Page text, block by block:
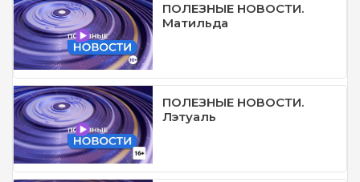
ПОЛЕЗНЫЕ НОВОСТИ.
Матильда
ПОЛЕЗНЫЕ НОВОСТИ.
Лэтуаль